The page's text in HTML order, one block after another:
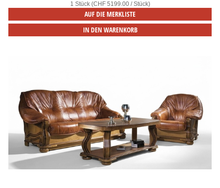
1 Stück (CHF 5199.00 / Stück)
AUF DIE MERKLISTE
IN DEN WARENKORB